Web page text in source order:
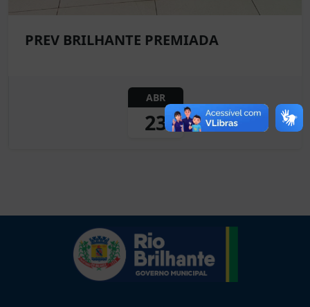
PREV BRILHANTE PREMIADA
ABR
23